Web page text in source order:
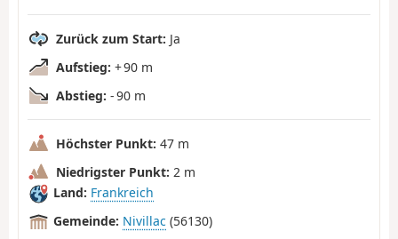
Zurück zum Start: Ja
Aufstieg: + 90 m
Abstieg: - 90 m
Höchster Punkt: 47 m
Niedrigster Punkt: 2 m
Land: Frankreich
Gemeinde: Nivillac (56130)